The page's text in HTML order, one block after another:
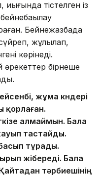
иығында тістелген із
Бейнежазбада
жұлқылап,
көрінеді.
бірнеше
жұма күндері
қорлаған.
алмаймын. Бала
тастайды.
басып тұрады.
жібереді. Бала
тәрбиешінің